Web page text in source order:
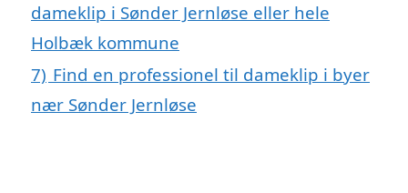
dameklip i Sønder Jernløse eller hele
Holbæk kommune
7) Find en professionel til dameklip i byer
nær Sønder Jernløse